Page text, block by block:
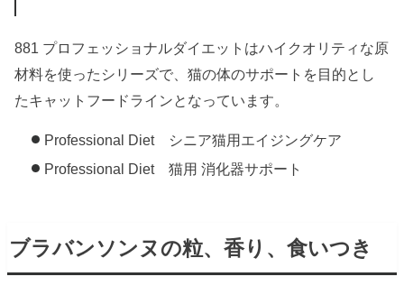
881 プロフェッショナルダイエットはハイクオリティな原
材料を使ったシリーズで、猫の体のサポートを目的とし
たキャットフードラインとなっています。
Professional Diet シニア猫用エイジングケア
Professional Diet 猫用 消化器サポート
ブラバンソンヌの粒、香り、食いつき